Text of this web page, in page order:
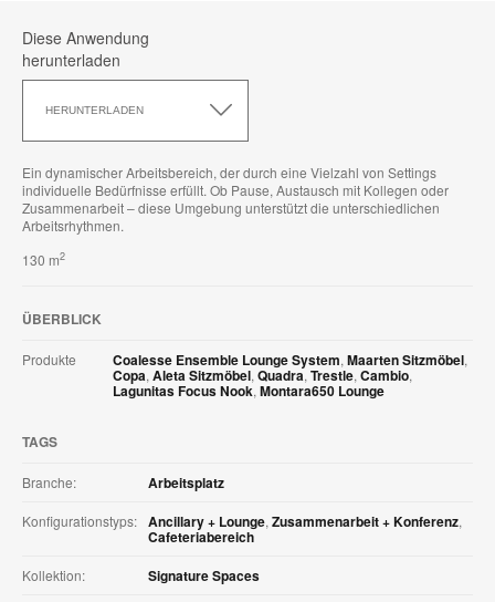
Diese Anwendung
herunterladen
HERUNTERLADEN
Anwendung
Ein dynamischer Arbeitsbereich, der durch eine Vielzahl von Settings
individuelle Bedürfnisse erfüllt. Ob Pause, Austausch mit Kollegen oder
Zusammenarbeit – diese Umgebung unterstützt die unterschiedlichen
Arbeitsrhythmen.
130 m2
ÜBERBLICK
Produkte Coalesse Ensemble Lounge System, Maarten Sitzmöbel,
Copa, Aleta Sitzmöbel, Quadra, Trestle, Cambio,
Lagunitas Focus Nook, Montara650 Lounge
TAGS
Branche: Arbeitsplatz
Konfigurationstyps: Ancillary + Lounge, Zusammenarbeit + Konferenz,
Cafeteriabereich
Kollektion: Signature Spaces